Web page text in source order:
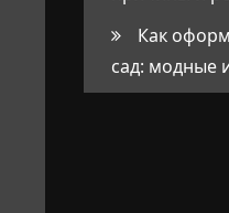
Как
сад: модные